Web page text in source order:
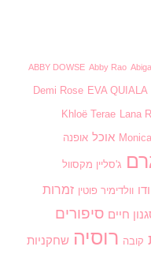
ABBY DOWSE Abby Rao
Demi Rose EVA QUIALA
Khloë Terae Lana
אוכל אופנה
ג'סליין מקסוול
וולדימיר פוטין זמרות
חיים סיפורים
קובה רוסיה שחקניות